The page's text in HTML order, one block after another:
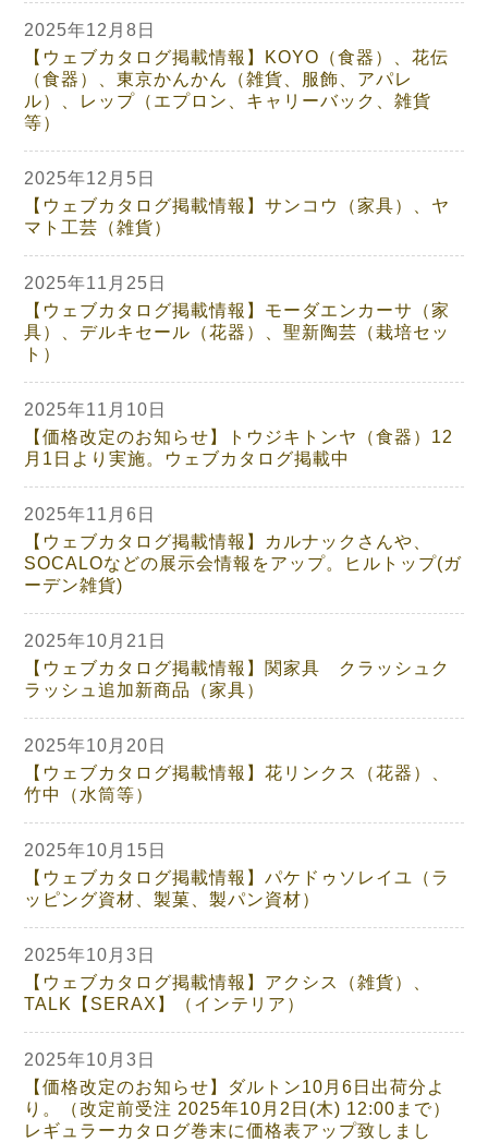
2025年12月8日
【ウェブカタログ掲載情報】KOYO（食器）、花伝
（食器）、東京かんかん（雑貨、服飾、アパレ
ル）、レップ（エプロン、キャリーバック、雑貨
等）
2025年12月5日
【ウェブカタログ掲載情報】サンコウ（家具）、ヤ
マト工芸（雑貨）
2025年11月25日
【ウェブカタログ掲載情報】モーダエンカーサ（家
具）、デルキセール（花器）、聖新陶芸（栽培セッ
ト）
2025年11月10日
【価格改定のお知らせ】トウジキトンヤ（食器）12
月1日より実施。ウェブカタログ掲載中
2025年11月6日
【ウェブカタログ掲載情報】カルナックさんや、
SOCALOなどの展示会情報をアップ。ヒルトップ(ガ
ーデン雑貨)
2025年10月21日
【ウェブカタログ掲載情報】関家具 クラッシュク
ラッシュ追加新商品（家具）
2025年10月20日
【ウェブカタログ掲載情報】花リンクス（花器）、
竹中（水筒等）
2025年10月15日
【ウェブカタログ掲載情報】パケドゥソレイユ（ラ
ッピング資材、製菓、製パン資材）
2025年10月3日
【ウェブカタログ掲載情報】アクシス（雑貨）、
TALK【SERAX】（インテリア）
2025年10月3日
【価格改定のお知らせ】ダルトン10月6日出荷分よ
り。（改定前受注 2025年10月2日(木) 12:00まで）
レギュラーカタログ巻末に価格表アップ致しまし